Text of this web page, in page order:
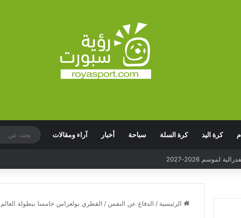
كرة اليد كرة السلة سباحة أخبار آراء ومقالات
الرئيسية / الدفاع عن النفس / القطري بولعراس خامسا ببطولة العالم